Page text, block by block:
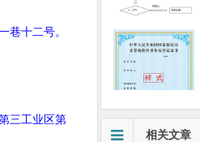
十二号。
三工业区第
相关文章